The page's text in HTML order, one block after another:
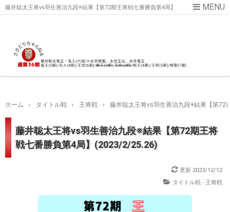
藤井聡太王将vs羽生善治九段※結果【第72期王将戦七番勝負第4局】
ホーム › タイトル戦 › 王将戦 › 藤井聡太王将vs羽生善治九段※結果【第
藤井聡太王将vs羽生善治九段※結果【第72期王将
戦七番勝負第4局】(2023/2/25.26)
更新 2023/12/12
タイトル戦 - 王将戦